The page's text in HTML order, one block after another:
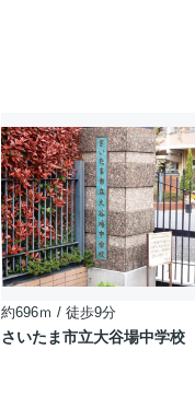
約696ｍ / 徒歩9分
さいたま市立大谷場中学校